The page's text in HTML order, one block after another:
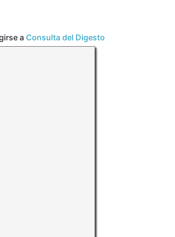
a Consulta del Digesto